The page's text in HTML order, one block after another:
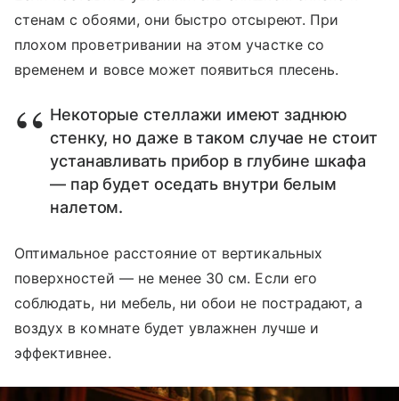
стенам с обоями, они быстро отсыреют. При
плохом проветривании на этом участке со
временем и вовсе может появиться плесень.
Некоторые стеллажи имеют заднюю
стенку, но даже в таком случае не стоит
устанавливать прибор в глубине шкафа
— пар будет оседать внутри белым
налетом.
Оптимальное расстояние от вертикальных
поверхностей — не менее 30 см. Если его
соблюдать, ни мебель, ни обои не пострадают, а
воздух в комнате будет увлажнен лучше и
эффективнее.